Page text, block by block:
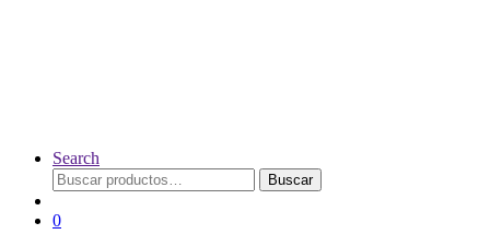
Search
Buscar
por:
Buscar
0